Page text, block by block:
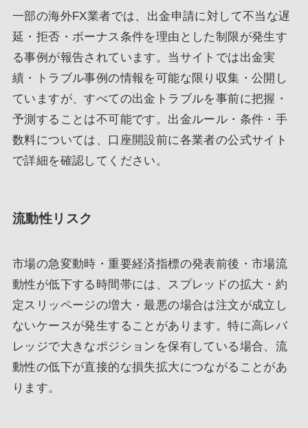
一部の海外FX業者では、出金申請に対して不当な遅
延・拒否・ボーナス条件を理由とした制限が発生す
る事例が報告されています。当サイトでは出金実
績・トラブル事例の情報を可能な限り収集・公開し
ていますが、すべての出金トラブルを事前に把握・
予測することは不可能です。出金ルール・条件・手
数料については、口座開設前に各業者の公式サイト
で詳細を確認してください。
流動性リスク
市場の急変動時・重要経済指標の発表前後・市場流
動性が低下する時間帯には、スプレッドの拡大・約
定スリッページの増大・最悪の場合は注文が成立し
ないケースが発生することがあります。特に高レバ
レッジで大きなポジションを保有している場合、流
動性の低下が直接的な損失拡大につながることがあ
ります。